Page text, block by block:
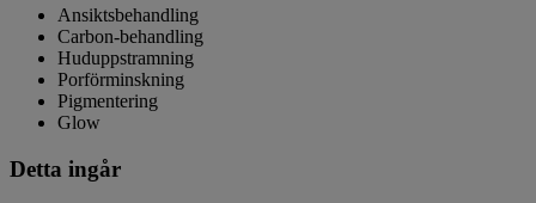
Ansiktsbehandling
Carbon-behandling
Huduppstramning
Porförminskning
Pigmentering
Glow
Detta ingår